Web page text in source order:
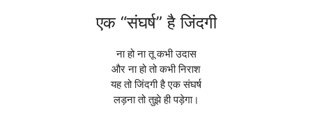
एक “संघर्ष” है जिंदगी
ना हो ना तू कभी उदास
और ना हो तो कभी निराश
यह तो जिंदगी है एक संघर्ष
लड़ना तो तुझे ही पड़ेगा।